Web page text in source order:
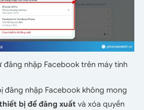
đăng nhập Facebook trên máy tính
đăng nhập Facebook không mong
bị để đăng xuất và xóa quyền